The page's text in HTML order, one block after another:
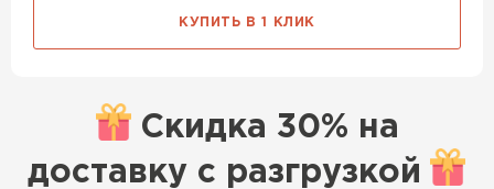
КУПИТЬ В 1 КЛИК
Скидка 30% на
доставку с разгрузкой